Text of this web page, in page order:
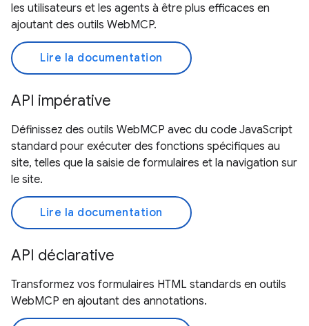
les utilisateurs et les agents à être plus efficaces en
ajoutant des outils WebMCP.
Lire la documentation
API impérative
Définissez des outils WebMCP avec du code JavaScript
standard pour exécuter des fonctions spécifiques au
site, telles que la saisie de formulaires et la navigation sur
le site.
Lire la documentation
API déclarative
Transformez vos formulaires HTML standards en outils
WebMCP en ajoutant des annotations.